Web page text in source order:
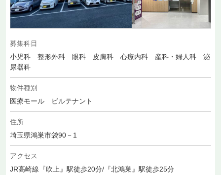
募集科目
小児科 整形外科 眼科 皮膚科 心療内科 産科・婦人科 泌
尿器科
物件種別
医療モール ビルテナント
住所
埼玉県鴻巣市袋90－1
アクセス
JR高崎線『吹上』駅徒歩20分/『北鴻巣』駅徒歩25分